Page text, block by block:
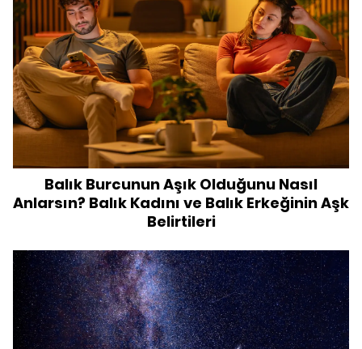
Balık Burcunun Aşık Olduğunu Nasıl
Anlarsın? Balık Kadını ve Balık Erkeğinin Aşk
Belirtileri